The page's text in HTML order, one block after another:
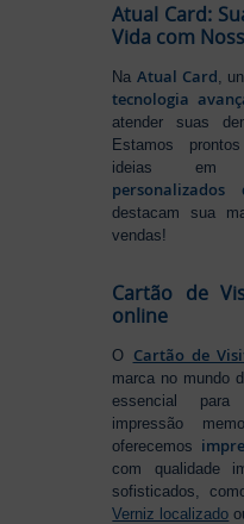
Atual Card:
Vida com
Na Atual Card,
tecnologia
atender suas
Estamos
ideias
destacam sua
vendas!
Cartão de
online
O Cartão de
marca no mundo
essencial
impressão
oferecemos
com qualidade
sofisticados,
Verniz localizado